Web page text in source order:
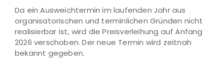
Da ein Ausweichtermin im laufenden Jahr aus
organisatorischen und terminlichen Gründen nicht
realisierbar ist, wird die Preisverleihung auf Anfang
2026 verschoben. Der neue Termin wird zeitnah
bekannt gegeben.